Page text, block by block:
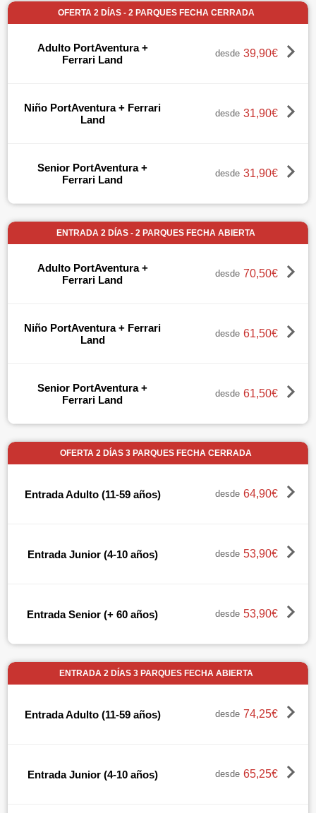
OFERTA 2 DÍAS - 2 PARQUES FECHA CERRADA
Adulto PortAventura +
Ferrari Land
desde 39,90€
Niño PortAventura + Ferrari
Land
desde 31,90€
Senior PortAventura +
Ferrari Land
desde 31,90€
ENTRADA 2 DÍAS - 2 PARQUES FECHA ABIERTA
Adulto PortAventura +
Ferrari Land
desde 70,50€
Niño PortAventura + Ferrari
Land
desde 61,50€
Senior PortAventura +
Ferrari Land
desde 61,50€
OFERTA 2 DÍAS 3 PARQUES FECHA CERRADA
Entrada Adulto (11-59 años) desde 64,90€
Entrada Junior (4-10 años) desde 53,90€
Entrada Senior (+ 60 años) desde 53,90€
ENTRADA 2 DÍAS 3 PARQUES FECHA ABIERTA
Entrada Adulto (11-59 años) desde 74,25€
Entrada Junior (4-10 años) desde 65,25€